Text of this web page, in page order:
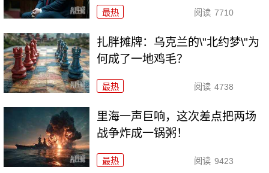
最热 阅读 7710
扎胖摊牌：乌克兰的\"北约梦\"为
何成了一地鸡毛？
最热 阅读 4738
里海一声巨响，这次差点把两场
战争炸成一锅粥！
最热 阅读 9423